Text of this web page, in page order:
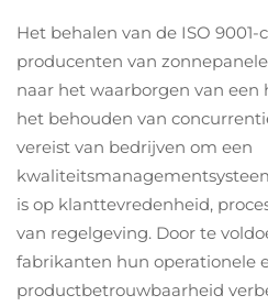
Het behalen van de ISO
producenten van
naar het waarborgen van
het behouden van
vereist van bedrijven om een
is op klanttevredenheid,
van regelgeving. Door te
fabrikanten hun operationele
productbetrouwbaarheid